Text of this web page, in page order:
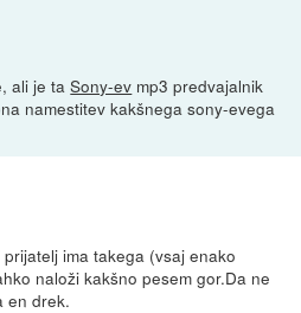
ali je taSony-ev mp3 predvajalnik
namestitev kakšnega sony-evega
ima takega (vsaj enako
naloži kakšno pesem gor.Da ne
en drek.